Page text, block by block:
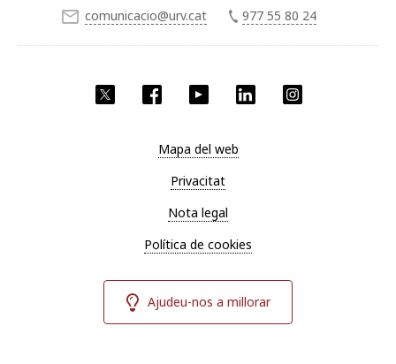
Facebook YouTube LinkedIn
comunicacio@urv.cat 977 55 80 24
Mapa del web
Privacitat
Nota legal
Política de cookies
Ajudeu-nos a millorar